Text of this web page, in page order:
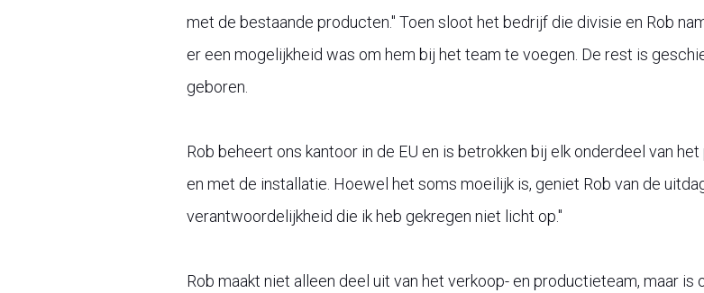
met de bestaande producten." Toen sloot het bedrijf die divisie en Rob
er een mogelijkheid was om hem bij het team te voegen. De rest is
geboren.
Rob beheert ons kantoor in de EU en is betrokken bij elk onderdeel van
en met de installatie. Hoewel het soms moeilijk is, geniet Rob van de
verantwoordelijkheid die ik heb gekregen niet licht op."
Rob maakt niet alleen deel uit van het verkoop- en productieteam, maar is